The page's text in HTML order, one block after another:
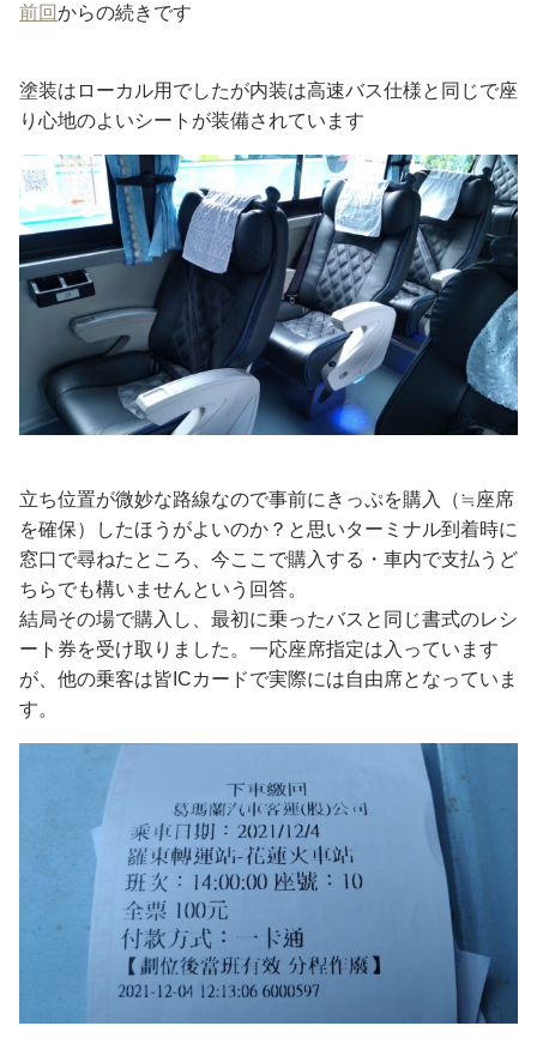
前回からの続きです
塗装はローカル用でしたが内装は高速バス仕様と同じで座
り心地のよいシートが装備されています
立ち位置が微妙な路線なので事前にきっぷを購入（≒座席
を確保）したほうがよいのか？と思いターミナル到着時に
窓口で尋ねたところ、今ここで購入する・車内で支払うど
ちらでも構いませんという回答。
結局その場で購入し、最初に乗ったバスと同じ書式のレシ
ート券を受け取りました。一応座席指定は入っています
が、他の乗客は皆ICカードで実際には自由席となっていま
す。